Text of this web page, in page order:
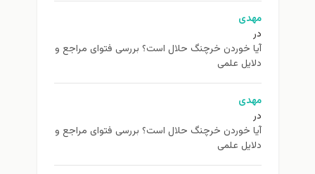
مهدی
در
آیا خوردن خرچنگ حلال است؟ بررسی فتوای مراجع و
دلایل علمی
مهدی
در
آیا خوردن خرچنگ حلال است؟ بررسی فتوای مراجع و
دلایل علمی